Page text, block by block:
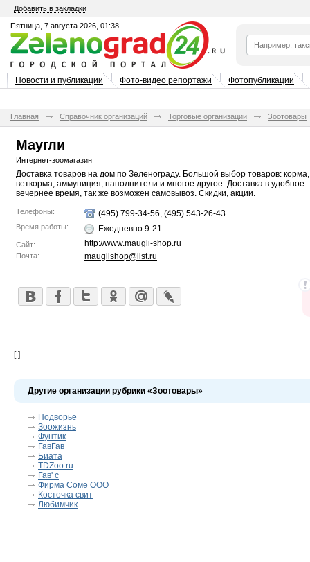
Добавить в закладки
Пятница, 7 августа 2026, 01:38
Новости и публикации Фото-видео репортажи Фотопубликации
Главная Справочник организаций Торговые организации Зоотовары
Маугли
Интернет-зоомагазин
Доставка товаров на дом по Зеленограду. Большой выбор товаров: корма,
веткорма, аммуниция, наполнители и многое другое. Доставка в удобное
вечернее время, так же возможен самовывоз. Скидки, акции.
Телефоны: (495) 799-34-56, (495) 543-26-43
Время работы: Ежедневно 9-21
Сайт: http://www.maugli-shop.ru
Почта: mauglishop@list.ru
[ ]
Другие организации рубрики «Зоотовары»
Подворье
Зоожизнь
Фунтик
ГавГав
Биата
TDZoo.ru
Гав' с
Фирма Соме ООО
Косточка свит
Любимчик